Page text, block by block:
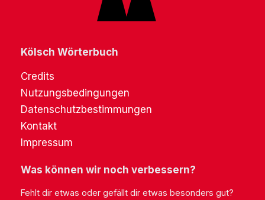
Kölsch Wörterbuch
Credits
Nutzungsbedingungen
Datenschutzbestimmungen
Kontakt
Impressum
Was können wir noch verbessern?
Fehlt dir etwas oder gefällt dir etwas besonders gut?